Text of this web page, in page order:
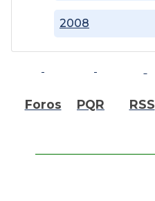
2008
Foros PQR RSS